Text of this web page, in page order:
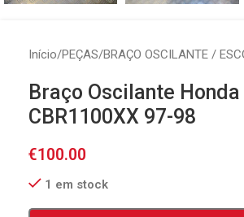
Início/PEÇAS/BRAÇO OSCILANTE /
Braço Oscilante Honda
CBR1100XX 97-98
€100.00
1 em stock